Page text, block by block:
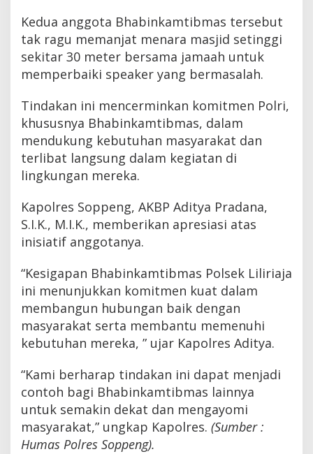
Kedua anggota Bhabinkamtibmas tersebut
tak ragu memanjat menara masjid setinggi
sekitar 30 meter bersama jamaah untuk
memperbaiki speaker yang bermasalah.
Tindakan ini mencerminkan komitmen Polri,
khususnya Bhabinkamtibmas, dalam
mendukung kebutuhan masyarakat dan
terlibat langsung dalam kegiatan di
lingkungan mereka.
Kapolres Soppeng, AKBP Aditya Pradana,
S.I.K., M.I.K., memberikan apresiasi atas
inisiatif anggotanya.
“Kesigapan Bhabinkamtibmas Polsek Liliriaja
ini menunjukkan komitmen kuat dalam
membangun hubungan baik dengan
masyarakat serta membantu memenuhi
kebutuhan mereka, ” ujar Kapolres Aditya.
“Kami berharap tindakan ini dapat menjadi
contoh bagi Bhabinkamtibmas lainnya
untuk semakin dekat dan mengayomi
masyarakat,” ungkap Kapolres. (Sumber :
Humas Polres Soppeng).